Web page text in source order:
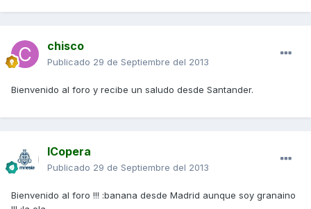
chisco
Publicado 29 de Septiembre del 2013
Bienvenido al foro y recibe un saludo desde Santander.
ICopera
Publicado 29 de Septiembre del 2013
Bienvenido al foro !!! :banana desde Madrid aunque soy granaino